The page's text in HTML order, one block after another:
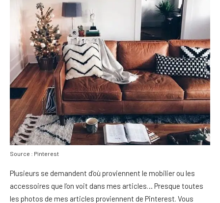
Source : Pinterest
Plusieurs se demandent d’où proviennent le mobilier ou les
accessoires que l’on voit dans mes articles… Presque toutes
les photos de mes articles proviennent de Pinterest. Vous